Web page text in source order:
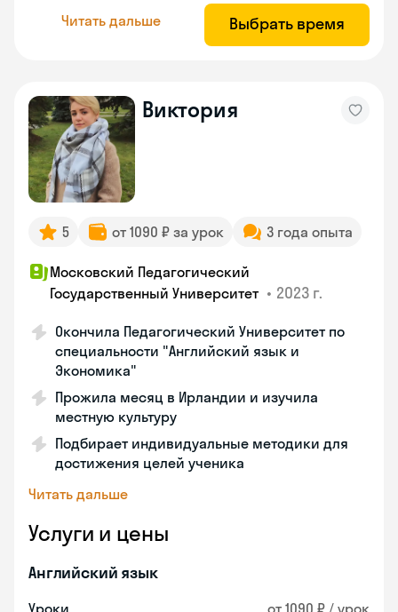
Читать дальше Выбрать время
Виктория
5 от 1090 ₽ за урок 3 года опыта
Московский Педагогический
Государственный Университет • 2023 г.
Окончила Педагогический Университет по
специальности "Английский язык и
Экономика"
Прожила месяц в Ирландии и изучила
местную культуру
Подбирает индивидуальные методики для
достижения целей ученика
Читать дальше
Услуги и цены
Английский язык
Уроки от 1090 ₽ / урок